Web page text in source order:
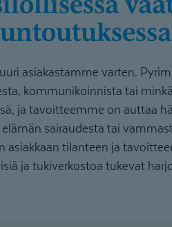
asiakastamme varten.
kommunikoinnista tai
ja tavoitteemme on auttaa
sairaudesta tai
tilanteen ja
ja tukiverkostoa tukevat